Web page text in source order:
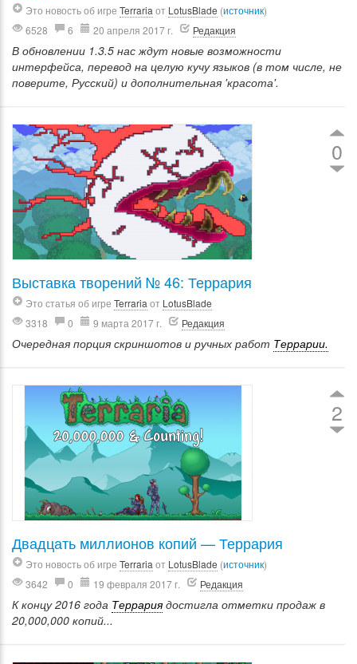
Это новость об игре Terraria от LotusBlade (источник)
6528
6 20 апреля 2017 г. Редакция
В обновлении 1.3.5 нас ждут новые возможности
интерфейса, перевод на целую кучу языков (в том числе, не
поверите, Русский) и дополнительная 'красота'.
0
Выставка творений № 46: Террария
Это статья об игре Terraria от LotusBlade
3318
0 9 марта 2017 г. Редакция
Очередная порция скриншотов и ручных работ Террарии.
2
Двадцать миллионов копий — Террария
Это новость об игре Terraria от LotusBlade (источник)
3642
0 19 февраля 2017 г. Редакция
К концу 2016 года Террариядостигла отметки продаж в
20,000,000 копий...